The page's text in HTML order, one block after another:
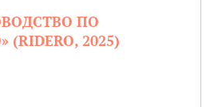
ПО
2025)